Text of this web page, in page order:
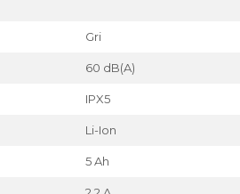
Gri
60 dB(A)
IPX5
Li-Ion
5 Ah